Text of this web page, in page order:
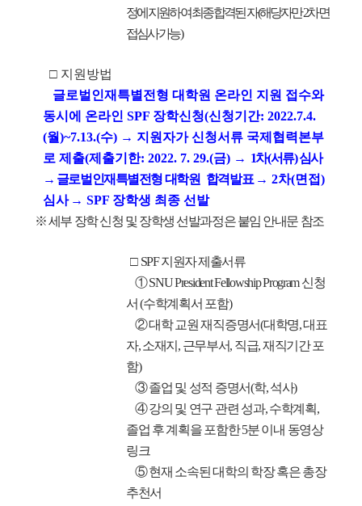
정에 지원하여 최종 합격된 자 (해당자만 2차 면
접심사 가능)
□ 지원방법
글로벌인재특별전형 대학원 온라인 지원 접수와
동시에 온라인 SPF 장학신청(신청기간: 2022.7.4.
(월)~7.13.(수) → 지원자가 신청서류 국제협력본부
로 제출(제출기한: 2022. 7. 29.(금) → 1차(서류) 심사
→ 글로벌인재특별전형 대학원 합격발표 → 2차(면접)
심사 → SPF 장학생 최종 선발
※ 세부 장학 신청 및 장학생 선발과정은 붙임 안내문 참조
□ SPF 지원자 제출서류
① SNU President Fellowship Program 신청
서 (수학계획서 포함)
② 대학 교원 재직증명서(대학명, 대표
자, 소재지, 근무부서, 직급, 재직기간 포
함)
③ 졸업 및 성적 증명서(학, 석사)
④ 강의 및 연구 관련 성과, 수학계획,
졸업 후 계획을 포함한 5분 이내 동영상
링크
⑤ 현재 소속된 대학의 학장 혹은 총장
추천서